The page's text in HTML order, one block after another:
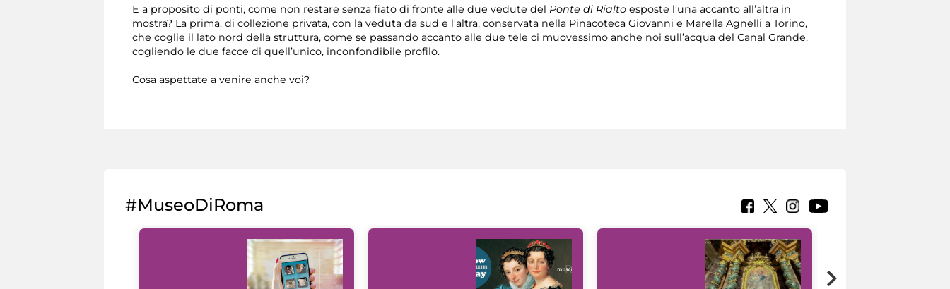
E a proposito di ponti, come non restare senza fiato di fronte alle due vedute del Ponte di Rialto esposte l’una accanto all’altra in
mostra? La prima, di collezione privata, con la veduta da sud e l’altra, conservata nella Pinacoteca Giovanni e Marella Agnelli a Torino,
che coglie il lato nord della struttura, come se passando accanto alle due tele ci muovessimo anche noi sull’acqua del Canal Grande,
cogliendo le due facce di quell’unico, inconfondibile profilo.
Cosa aspettate a venire anche voi?
#MuseoDiRoma